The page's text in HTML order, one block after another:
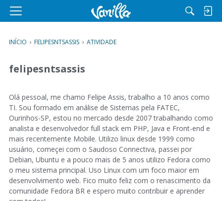
M
n
u
INÍCIO › FELIPESNTSASSIS › ATIVIDADE
felipesntsassis
Olá pessoal, me chamo Felipe Assis, trabalho a 10 anos como
TI. Sou formado em análise de Sistemas pela FATEC,
Ourinhos-SP, estou no mercado desde 2007 trabalhando como
analista e desenvolvedor full stack em PHP, Java e Front-end e
mais recentemente Mobile. Utilizo linux desde 1999 como
usuário, começei com o Saudoso Connectiva, passei por
Debian, Ubuntu e a pouco mais de 5 anos utilizo Fedora como
o meu sistema principal. Uso Linux com um foco maior em
desenvolvimento web. Fico muito feliz com o renascimento da
comunidade Fedora BR e espero muito contribuir e aprender